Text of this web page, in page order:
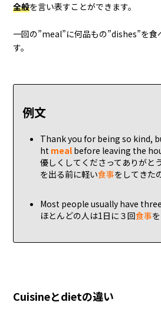
全般を言い表すことができます。
一回の”meal”に何品もの”dishes”を食
す。
例文
Thank you for being so kind,
ht meal before leaving the
優しくしてくださってありがと
を出る前に軽い食事をしてきた
Most people usually have three
ほとんどの人は1日に３回食事
Cuisineとdietの違い